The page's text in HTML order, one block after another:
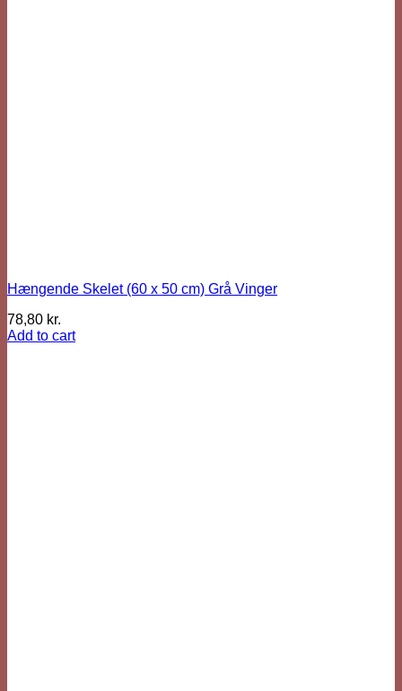
Hængende Skelet (60 x 50 cm) Grå Vinger
78,80 kr.
Add to cart